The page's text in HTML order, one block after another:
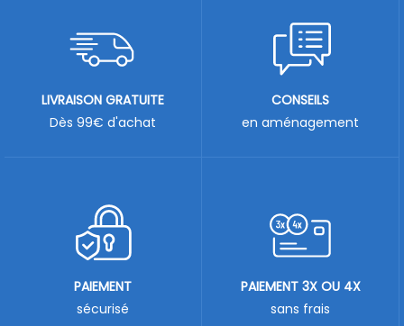
LIVRAISON GRATUITE
Dès 99€ d'achat
CONSEILS
en aménagement
PAIEMENT
sécurisé
PAIEMENT 3X OU 4X
sans frais